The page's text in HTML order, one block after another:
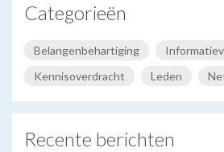
Categorieën
Belangenbehartiging
Kennisoverdracht
Leden
Recente berichten